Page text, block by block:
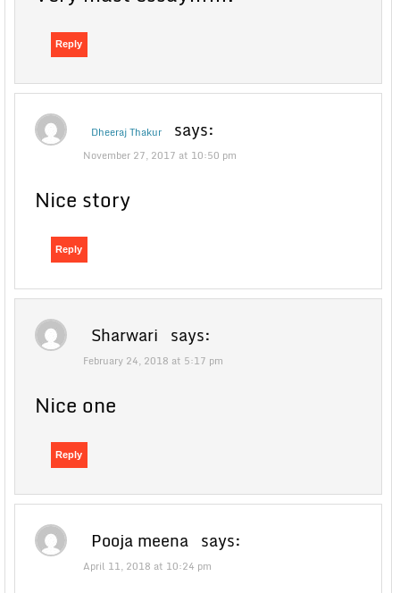
Reply
Dheeraj Thakur says:
November 27, 2017 at 10:50 pm
Nice story
Reply
Sharwari says:
February 24, 2018 at 5:17 pm
Nice one
Reply
Pooja meena says:
April 11, 2018 at 10:24 pm